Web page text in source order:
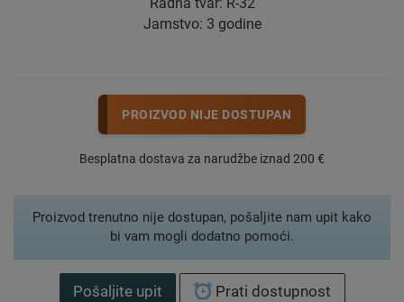
Jamstvo: 3 godine
PROIZVOD NIJE DOSTUPAN
Besplatna dostava za narudžbe iznad 200 €
Proizvod trenutno nije dostupan, pošaljite nam upit kako
bi vam mogli dodatno pomoći.
Pošaljite upit Prati dostupnost